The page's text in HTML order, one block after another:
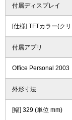
付属ディスプレイ
[仕様] TFTカラー(ク
付属アプリ
Office Personal 2003
外形寸法
[幅] 329 (単位 mm)